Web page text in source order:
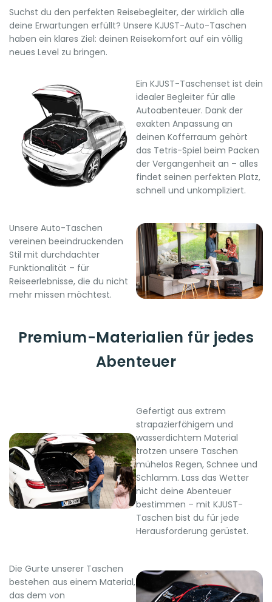
Suchst du den perfekten Reisebegleiter, der wirklich alle
deine Erwartungen erfüllt? Unsere KJUST-Auto-Taschen
haben ein klares Ziel: deinen Reisekomfort auf ein völlig
neues Level zu bringen.
Ein KJUST-Taschenset ist dein
idealer Begleiter für alle
Autoabenteuer. Dank der
exakten Anpassung an
deinen Kofferraum gehört
das Tetris-Spiel beim Packen
der Vergangenheit an – alles
findet seinen perfekten Platz,
schnell und unkompliziert.
Unsere Auto-Taschen
vereinen beeindruckenden
Stil mit durchdachter
Funktionalität – für
Reiseerlebnisse, die du nicht
mehr missen möchtest.
Premium-Materialien für jedes
Abenteuer
Gefertigt aus extrem
strapazierfähigem und
wasserdichtem Material
trotzen unsere Taschen
mühelos Regen, Schnee und
Schlamm. Lass das Wetter
nicht deine Abenteuer
bestimmen – mit KJUST-
Taschen bist du für jede
Herausforderung gerüstet.
Die Gurte unserer Taschen
bestehen aus einem Material,
das dem von